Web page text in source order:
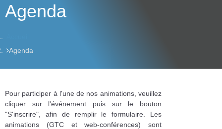
Agenda
Agenda
Pour participer à l'une de nos animations, veuillez
cliquer sur l'événement puis sur le bouton
"S'inscrire", afin de remplir le formulaire. Les
animations (GTC et web-conférences) sont